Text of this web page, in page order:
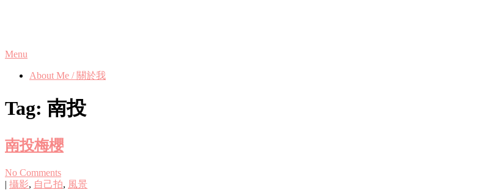
Menu
About Me / 關於我
Tag: 南投
南投梅櫻
No Comments
| 攝影, 自己拍, 風景